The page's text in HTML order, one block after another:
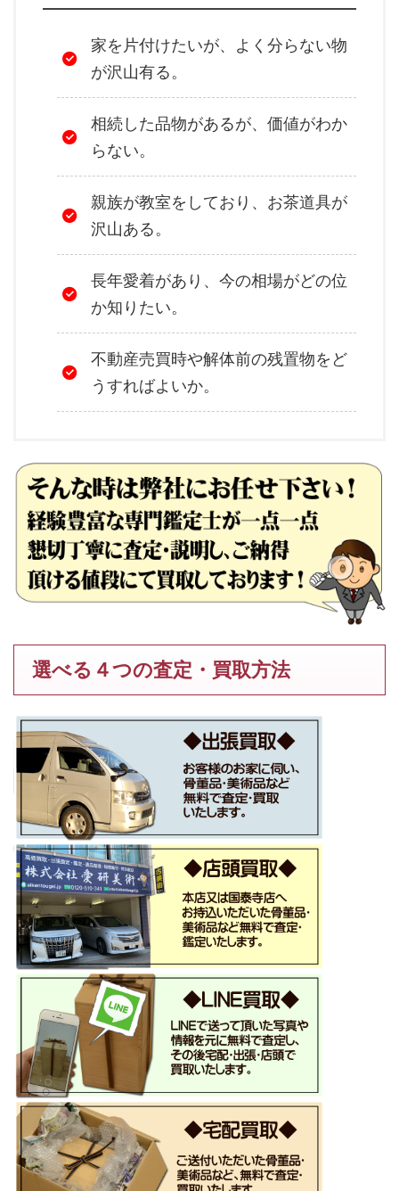
家を片付けたいが、よく分らない物
が沢山有る。
相続した品物があるが、価値がわか
らない。
親族が教室をしており、お茶道具が
沢山ある。
長年愛着があり、今の相場がどの位
か知りたい。
不動産売買時や解体前の残置物をど
うすればよいか。
選べる４つの査定・買取方法